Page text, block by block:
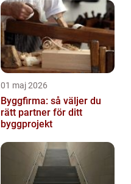
01 maj 2026
Byggfirma: så väljer du
rätt partner för ditt
byggprojekt